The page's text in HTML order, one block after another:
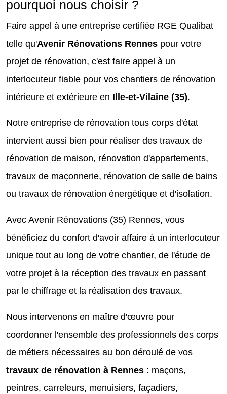
pourquoi nous choisir ?
Faire appel à une entreprise certifiée RGE Qualibat
telle qu'Avenir Rénovations Rennes pour votre
projet de rénovation, c'est faire appel à un
interlocuteur fiable pour vos chantiers de rénovation
intérieure et extérieure en Ille-et-Vilaine (35).
Notre entreprise de rénovation tous corps d'état
intervient aussi bien pour réaliser des travaux de
rénovation de maison, rénovation d'appartements,
travaux de maçonnerie, rénovation de salle de bains
ou travaux de rénovation énergétique et d'isolation.
Avec Avenir Rénovations (35) Rennes, vous
bénéficiez du confort d'avoir affaire à un interlocuteur
unique tout au long de votre chantier, de l'étude de
votre projet à la réception des travaux en passant
par le chiffrage et la réalisation des travaux.
Nous intervenons en maître d'œuvre pour
coordonner l'ensemble des professionnels des corps
de métiers nécessaires au bon déroulé de vos
travaux de rénovation à Rennes : maçons,
peintres, carreleurs, menuisiers, façadiers,